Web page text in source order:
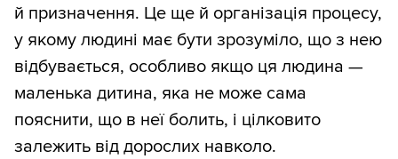
й призначення. Це ще й організація процесу,
у якому людині має бути зрозуміло, що з нею
відбувається, особливо якщо ця людина —
маленька дитина, яка не може сама
пояснити, що в неї болить, і цілковито
залежить від дорослих навколо.